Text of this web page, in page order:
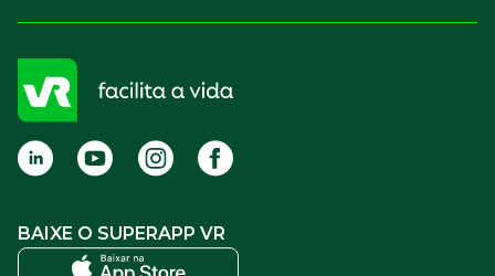
Compre Online
APP VR Estabelecimentos
Sou empresa
FAQ
Termos de Uso
BAIXE O SUPERAPP VR